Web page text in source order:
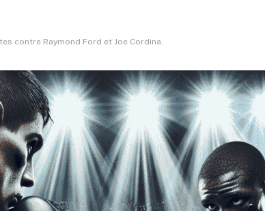
contre Raymond Ford et Joe Cordina.